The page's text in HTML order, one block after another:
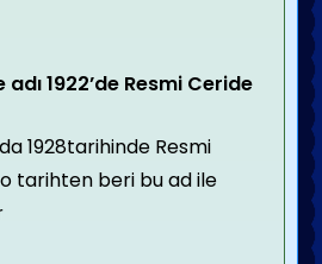
1922’de Resmi Ceride
1928tarihinde Resmi
tarihten beri bu ad ile